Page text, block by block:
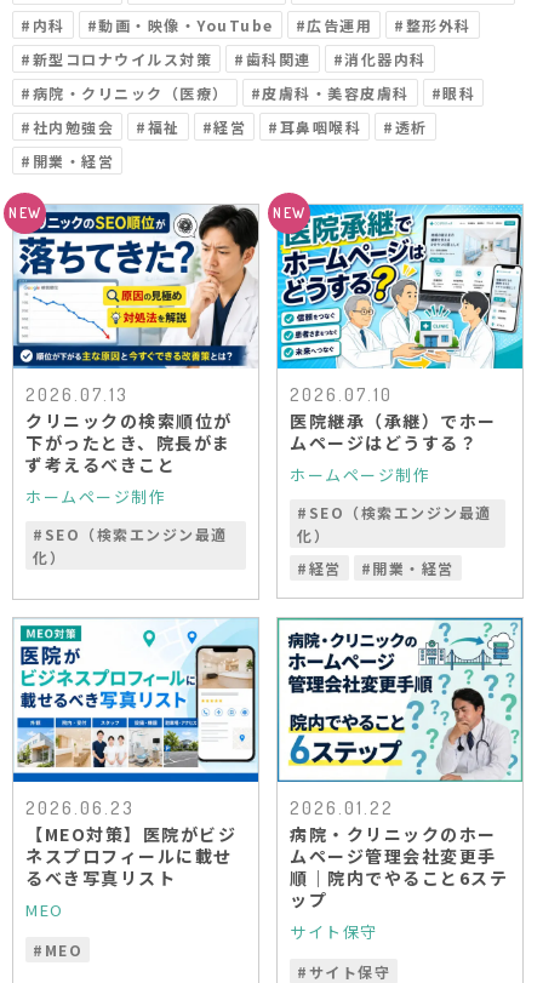
# 内科 #動画・映像・YouTube #広告運用 #整形外科
#新型コロナウイルス対策 #歯科関連 #消化器内科
#病院・クリニック（医療） #皮膚科・美容皮膚科 #眼科
#社内勉強会 #福祉 #経営 #耳鼻咽喉科 #透析
# 開業・経営
2026.07.13
クリニックの検索順位が
下がったとき、院長がま
ず考えるべきこと
ホームページ制作
# SEO（検索エンジン最適
化）
2026.07.10
医院継承（承継）でホー
ムページはどうする？
ホームページ制作
# SEO（検索エンジン最適
化）
#経営 #開業・経営
2026.06.23
【MEO対策】医院がビジ
ネスプロフィールに載せ
るべき写真リスト
MEO
# MEO
2026.01.22
病院・クリニックのホー
ムページ管理会社変更手
順｜院内でやること6ステ
ップ
サイト保守
#サイト保守